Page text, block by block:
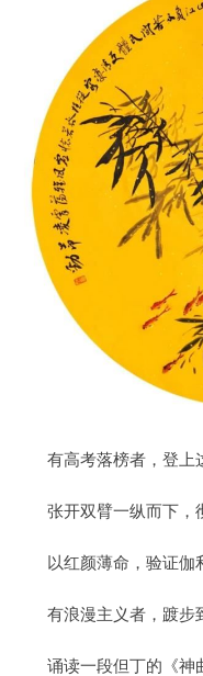
有高考落榜者，登上
张开双臂一纵而下，
以红颜薄命，验证伽
有浪漫主义者，踱步
诵读一段但丁的《神